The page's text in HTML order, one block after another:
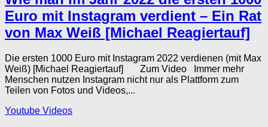
Euro mit Instagram verdient – Ein Rat
von Max Weiß [Michael Reagiertauf]
Die ersten 1000 Euro mit Instagram 2022 verdienen (mit Max
Weiß) [Michael Reagiertauf] Zum Video Immer mehr
Menschen nutzen Instagram nicht nur als Plattform zum
Teilen von Fotos und Videos,...
Youtube Videos